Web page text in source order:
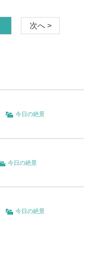
次へ >
今日の絶景
今日の絶景
今日の絶景